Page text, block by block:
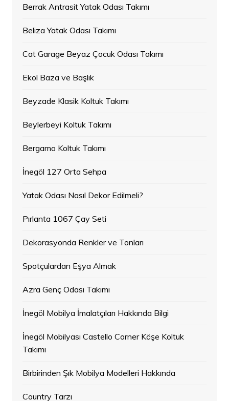
Berrak Antrasit Yatak Odası Takımı
Beliza Yatak Odası Takımı
Cat Garage Beyaz Çocuk Odası Takımı
Ekol Baza ve Başlık
Beyzade Klasik Koltuk Takımı
Beylerbeyi Koltuk Takımı
Bergamo Koltuk Takımı
İnegöl 127 Orta Sehpa
Yatak Odası Nasıl Dekor Edilmeli?
Pırlanta 1067 Çay Seti
Dekorasyonda Renkler ve Tonları
Spotçulardan Eşya Almak
Azra Genç Odası Takımı
İnegöl Mobilya İmalatçıları Hakkında Bilgi
İnegöl Mobilyası Castello Corner Köşe Koltuk
Takımı
Birbirinden Şık Mobilya Modelleri Hakkında
Country Tarzı